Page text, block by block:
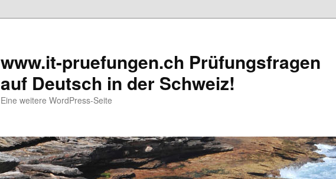
www.it-pruefungen.ch Prüfungsfragen
auf Deutsch in der Schweiz!
Eine weitere WordPress-Seite